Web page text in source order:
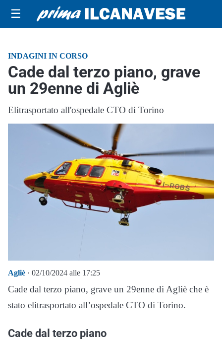
☰
INDAGINI IN CORSO
Cade dal terzo piano, grave
un 29enne di Agliè
Elitrasportato all'ospedale CTO di Torino
Agliè · 02/10/2024 alle 17:25
Cade dal terzo piano, grave un 29enne di Agliè che è
stato elitrasportato all’ospedale CTO di Torino.
Cade dal terzo piano